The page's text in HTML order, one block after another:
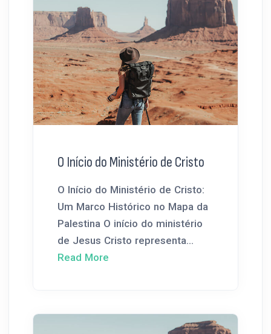
O Início do Ministério de Cristo
O Início do Ministério de Cristo:
Um Marco Histórico no Mapa da
Palestina O início do ministério
de Jesus Cristo representa...
Read More